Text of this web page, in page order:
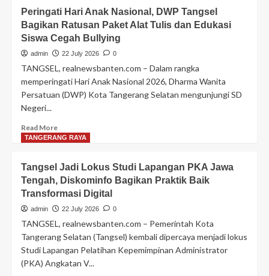
Promosi
Investasi
Berbasis
Digital,
Tangerang
Luncurkan
IPO-
Peringati Hari Anak Nasional, DWP Tangsel
Bagikan Ratusan Paket Alat Tulis dan Edukasi
Siswa Cegah Bullying
admin 22 July 2026 0
TANGSEL, realnewsbanten.com – Dalam rangka
memperingati Hari Anak Nasional 2026, Dharma Wanita
Persatuan (DWP) Kota Tangerang Selatan mengunjungi SD
Negeri...
Read MoreRead
more
Hari
Anak
Nasional,
DWP
Bagikan
Ratusan
Paket
Alat
TANGERANG RAYA
Tangsel Jadi Lokus Studi Lapangan PKA Jawa
Tengah, Diskominfo Bagikan Praktik Baik
Transformasi Digital
admin 22 July 2026 0
TANGSEL, realnewsbanten.com – Pemerintah Kota
Tangerang Selatan (Tangsel) kembali dipercaya menjadi lokus
Studi Lapangan Pelatihan Kepemimpinan Administrator
(PKA) Angkatan V...